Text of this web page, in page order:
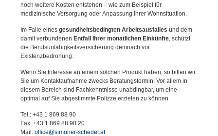
noch weitere Kosten entstehen – wie zum Beispiel für
medizinische Versorgung oder Anpassung Ihrer Wohnsituation.
Im Falle eines gesundheitsbedingten Arbeitsausfalles und dem
damit verbundenen Entfall Ihrer monatlichen Einkünfte, schützt
die Berufsunfähigkeitsversicherung demnach vor
Existenzbedrohung.
Wenn Sie Interesse an einem solchen Produkt haben, so bitten wir
Sie um Kontaktaufnahme zwecks Beratungstermin. Vor allem in
diesem Bereich sind Fachkenntnisse unabdingbar, um eine
optimal auf Sie abgestimmte Polizze erzielen zu können.
Tel.: +43 1 869 88 90
Fax: +43 1 869 88 90 20
Mail: office@simoner-scheder.at